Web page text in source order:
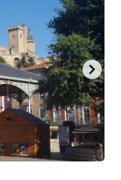
question
mark
key
to
get
the
keyboard
shortcuts